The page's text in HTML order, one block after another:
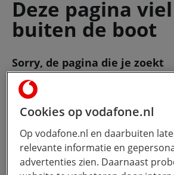
Deze pagina viel
buiten de boot
Sorry, de pagina die je zoekt
bestaat
niet meer. Gebruik de zoekbalk
om je vraag te stellen.
Wat wil je weten?Hoe meer jij
typt, hoe beter onze Ai werkt.
Cookies op vodafone.nl
Op vodafone.nl en daarbuiten
relevante informatie en
advertenties zien. Daarnaast